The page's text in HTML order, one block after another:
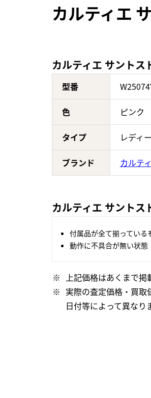
カルティエ
カルティエ サント
型番
色 ピンク
タイプ レディ
ブランド カルテ
カルティエ サント
付属品が全て揃っている
動作に不具合が無い状態
上記価格はあくまで
実際の査定価格・買
日付等によって異なり